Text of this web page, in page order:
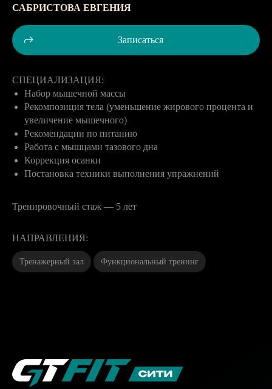
САБРИСТОВА ЕВГЕНИЯ
Записаться
СПЕЦИАЛИЗАЦИЯ:
Набор мышечной массы
Рекомпозиция тела (уменьшение жирового процента и
увеличение мышечного)
Рекомендации по питанию
Работа с мышцами тазового дна
Коррекция осанки
Постановка техники выполнения упражнений
Тренировочный стаж — 5 лет
НАПРАВЛЕНИЯ:
Тренажерный зал Функциональный тренинг